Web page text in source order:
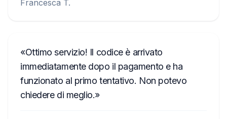
Francesca T.
Ottimo servizio! Il codice è arrivato
immediatamente dopo il pagamento e ha
funzionato al primo tentativo. Non potevo
chiedere di meglio.